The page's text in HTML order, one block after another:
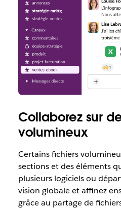
Collaborez sur
volumineux
Certains fichiers
sections et des éléments
plusieurs logiciels ou
vision globale et affinez
grâce au partage de